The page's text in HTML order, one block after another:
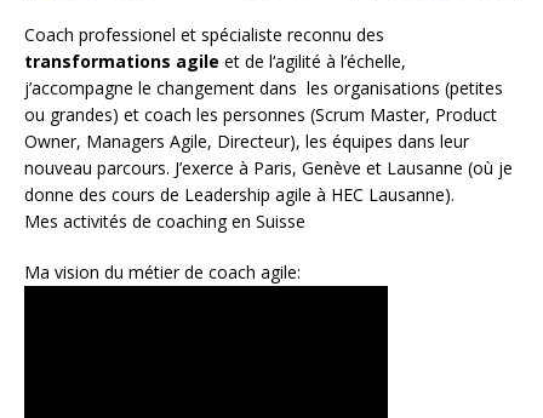
Coach professionel et spécialiste reconnu des
transformations agile et de l‘agilité à l’échelle,
j’accompagne le changement dans les organisations (petites
ou grandes) et coach les personnes (Scrum Master, Product
Owner, Managers Agile, Directeur), les équipes dans leur
nouveau parcours. J’exerce à Paris, Genève et Lausanne (où je
donne des cours de Leadership agile à HEC Lausanne).
Mes activités de coaching en Suisse
Ma vision du métier de coach agile: